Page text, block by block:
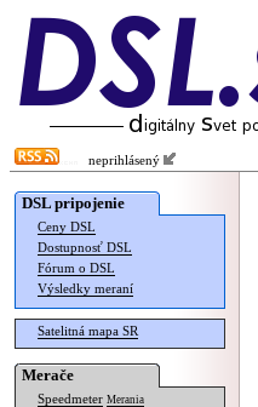
neprihlásený
DSL pripojenie
Ceny DSL
Dostupnosť DSL
Fórum o DSL
Výsledky meraní
Satelitná mapa SR
Merače
Speedmeter Merania